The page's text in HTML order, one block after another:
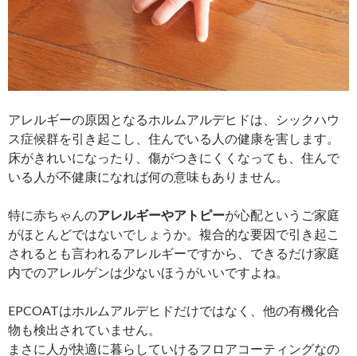
アレルギーの原因となるホルムアルデヒドは、シックハウ
ス症候群を引き起こし、住んでいる人の健康を害します。
床がきれいになったり、傷がつきにくくなっても、住んで
いる人が不健康になれば何の意味もありません。
特に赤ちゃんのアレルギーやアトピーが心配というご家庭
がほとんどではないでしょうか。複合的な要因で引き起こ
されるとも言われるアレルギーですから、できるだけ家庭
内でのアレルゲンは少ないほうがいいですよね。
EPCOATはホルムアルデヒドだけではなく、他の有機化合
物も検出されていません。
まさに人が快適に暮らしていけるフロアコーティングなの